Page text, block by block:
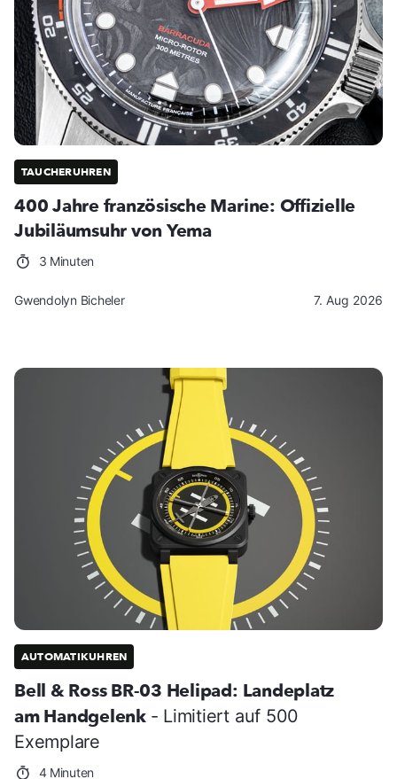
TAUCHERUHREN
400 Jahre französische Marine: Offizielle
Jubiläumsuhr von Yema
3 Minuten
Gwendolyn Bicheler 7. Aug 2026
AUTOMATIKUHREN
Bell & Ross BR-03 Helipad: Landeplatz
am Handgelenk - Limitiert auf 500
Exemplare
4 Minuten